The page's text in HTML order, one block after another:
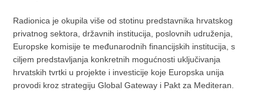
Radionica je okupila više od stotinu predstavnika hrvatskog
privatnog sektora, državnih institucija, poslovnih udruženja,
Europske komisije te međunarodnih financijskih institucija, s
ciljem predstavljanja konkretnih mogućnosti uključivanja
hrvatskih tvrtki u projekte i investicije koje Europska unija
provodi kroz strategiju Global Gateway i Pakt za Mediteran.